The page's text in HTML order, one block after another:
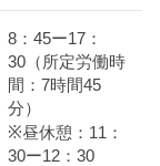
8：45ー17：
30（所定労働時
間：7時間45
分）
※昼休憩：11：
30ー12：30